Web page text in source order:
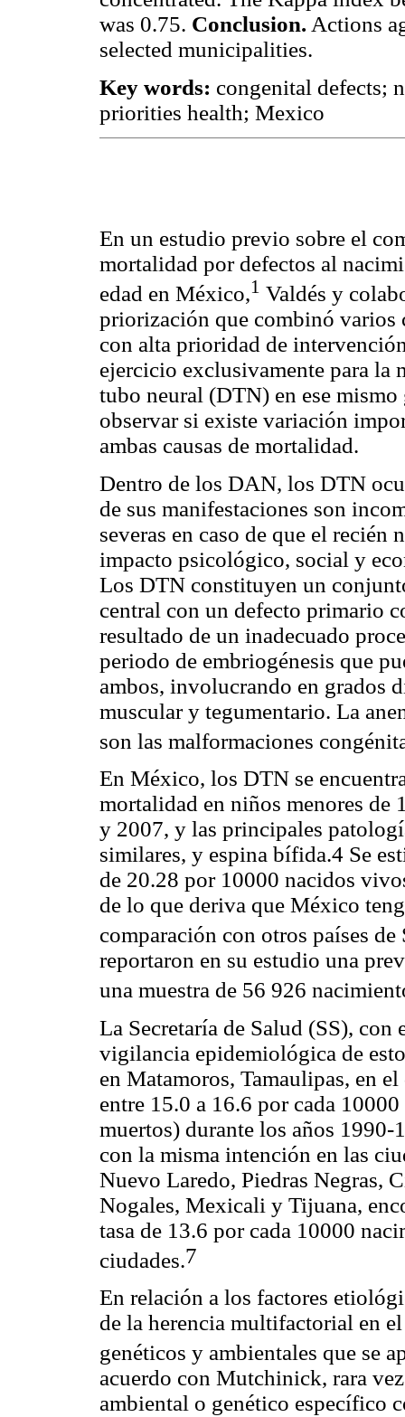
was 0.75. Conclusion. Actions
selected municipalities.
Key words: congenital defects;
priorities health; Mexico
En un estudio previo sobre el
mortalidad por defectos al
edad en México,1 Valdés y
priorización que combinó varios
con alta prioridad de
ejercicio exclusivamente para la
tubo neural (DTN) en ese
observar si existe variación
ambas causas de mortalidad.
Dentro de los DAN, los DTN
de sus manifestaciones son
severas en caso de que el
impacto psicológico, social y
Los DTN constituyen un
central con un defecto primario
resultado de un inadecuado
periodo de embriogénesis que
ambos, involucrando en grados
muscular y tegumentario. La
son las malformaciones
En México, los DTN se
mortalidad en niños menores de
y 2007, y las principales
similares, y espina bífida.4 Se
de 20.28 por 10000 nacidos
de lo que deriva que México
comparación con otros países de
reportaron en su estudio una
una muestra de 56 926
La Secretaría de Salud (SS), con
vigilancia epidemiológica de
en Matamoros, Tamaulipas, en
entre 15.0 a 16.6 por cada
muertos) durante los años
con la misma intención en las
Nuevo Laredo, Piedras Negras,
Nogales, Mexicali y Tijuana,
tasa de 13.6 por cada 10000
ciudades.7
En relación a los factores
de la herencia multifactorial en
genéticos y ambientales que se
acuerdo con Mutchinick, rara
ambiental o genético específico